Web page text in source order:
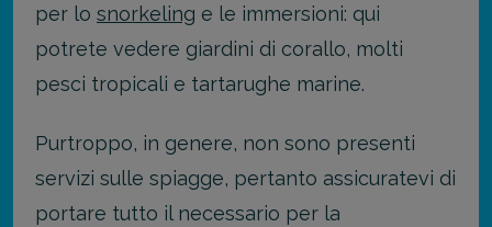
per lo snorkeling e le immersioni: qui
potrete vedere giardini di corallo, molti
pesci tropicali e tartarughe marine.
Purtroppo, in genere, non sono presenti
servizi sulle spiagge, pertanto assicuratevi di
portare tutto il necessario per la